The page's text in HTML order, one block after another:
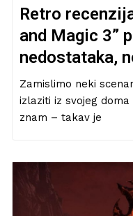
Retro
and Magic 3”
nedostataka,
Zamislimo neki
izlaziti iz svojeg doma
znam – takav je